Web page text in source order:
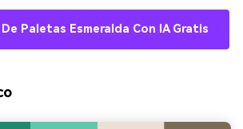
Paletas Esmeralda Con IA Gratis